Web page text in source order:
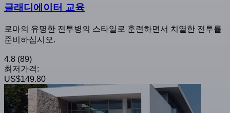
글래디에이터 교육
로마의 유명한 전투병의 스타일로 훈련하면서 치열한 전투를
준비하십시오.
4.8 (89)
최저가격:
US$149.80